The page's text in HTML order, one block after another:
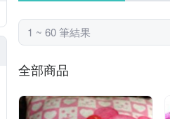
1 ~ 60 筆結果
全部商品